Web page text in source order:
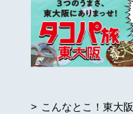
こんなとこ！東大阪